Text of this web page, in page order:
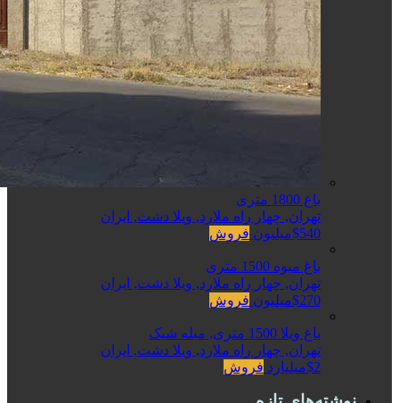
باغ 1800 متری
تهران, چهار راه ملارد, ویلا دشت, ایران
$540میلیون
فروش
باغ میوه 1500 متری
تهران, چهار راه ملارد, ویلا دشت, ایران
$270میلیون
فروش
باغ ویلا 1500 متری, مبله شیک
تهران, چهار راه ملارد, ویلا دشت, ایران
$2میلیارد
فروش